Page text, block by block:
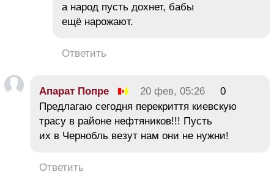
а народ пусть дохнет, бабы
ещё нарожают.
Ответить
Апарат Попре 20 фев, 05:26
0
Предлагаю сегодня перекриття киевскую
трасу в районе нефтяников!!! Пусть
их в Чернобль везут нам они не нужни!
Ответить